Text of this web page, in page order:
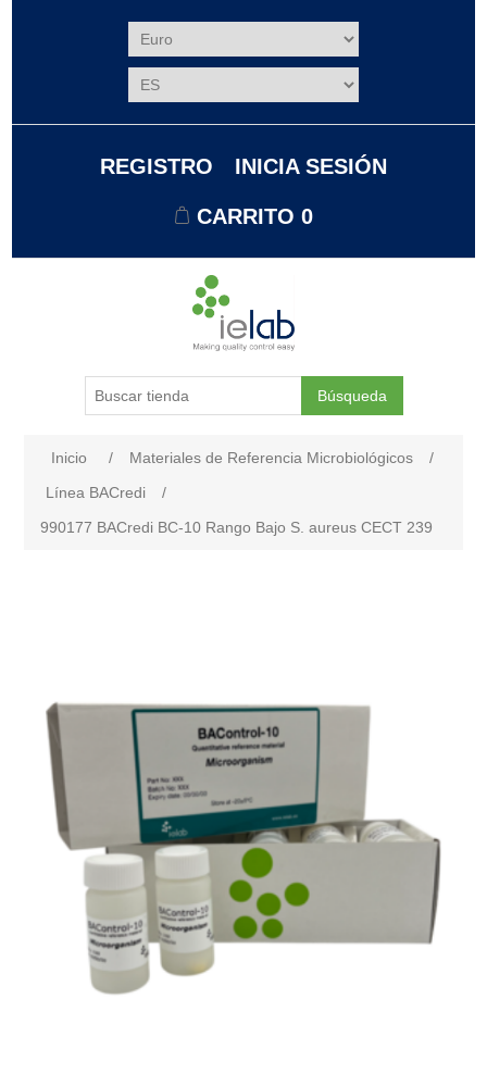
REGISTRO INICIA SESIÓN
CARRITO 0
Búsqueda
Inicio / Materiales de Referencia Microbiológicos
/
Línea BACredi
/
990177 BACredi BC-10 Rango Bajo S. aureus CECT 239